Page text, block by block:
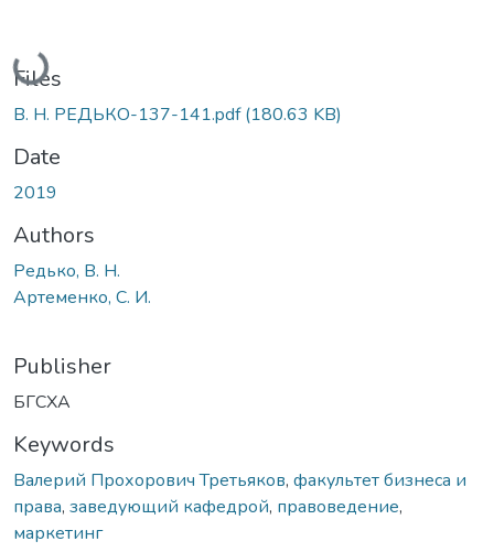
Loading...
Files
В. Н. РЕДЬКО-137-141.pdf(180.63 KB)
Date
2019
Authors
Редько, В. Н.
Артеменко, С. И.
Publisher
БГСХА
Keywords
Валерий Прохорович Третьяков, факультет бизнеса и
права, заведующий кафедрой, правоведение,
маркетинг